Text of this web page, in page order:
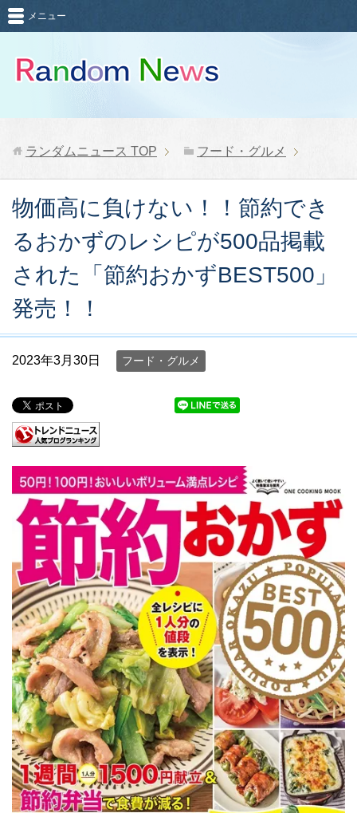
メニュー
ランダムニュース TOP フード・グルメ
物価高に負けない！！節約でき
るおかずのレシピが500品掲載
された「節約おかずBEST500」
発売！！
2023年3月30日 フード・グルメ